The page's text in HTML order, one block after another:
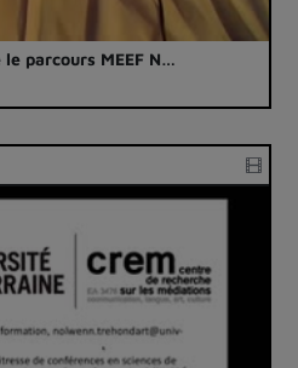
parcours MEEF N…